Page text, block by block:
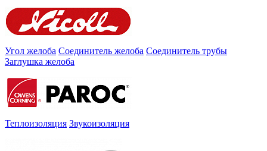
Угол желоба Соединитель желоба Соединитель трубы
Заглушка желоба
Теплоизоляция Звукоизоляция